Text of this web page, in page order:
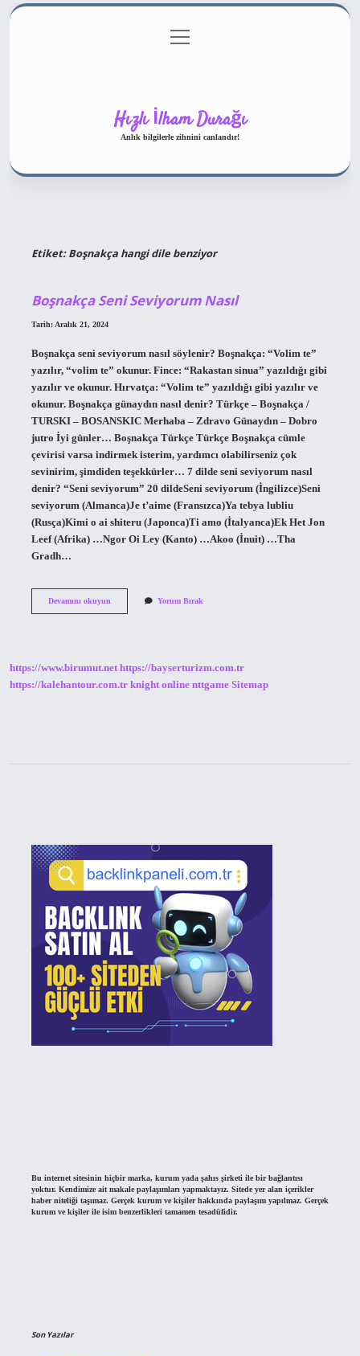
Gizlilik Politikası
menüyü
aç
Hızlı İlham Durağı
Anlık bilgilerle zihnini canlandır!
Etiket:Boşnakça hangi dile benziyor
Boşnakça Seni Seviyorum Nasıl
Tarih: Aralık 21, 2024
Boşnakça seni seviyorum nasıl söylenir? Boşnakça: “Volim te”
yazılır, “volim te” okunur. Fince: “Rakastan sinua” yazıldığı gibi
yazılır ve okunur. Hırvatça: “Volim te” yazıldığı gibi yazılır ve
okunur. Boşnakça günaydın nasıl denir? Türkçe – Boşnakça /
TURSKI – BOSANSKIC Merhaba – Zdravo Günaydın – Dobro
jutro İyi günler… Boşnakça Türkçe Türkçe Boşnakça cümle
çevirisi varsa indirmek isterim, yardımcı olabilirseniz çok
sevinirim, şimdiden teşekkürler… 7 dilde seni seviyorum nasıl
denir? “Seni seviyorum” 20 dildeSeni seviyorum (İngilizce)Seni
seviyorum (Almanca)Je t’aime (Fransızca)Ya tebya lubliu
(Rusça)Kimi o ai shiteru (Japonca)Ti amo (İtalyanca)Ek Het Jon
Leef (Afrika) …Ngor Oi Ley (Kanto) …Akoo (İnuit) …Tha
Gradh…
Devamını okuyunBoşnakça
Yorum Bırak
https://www.birumut.net https://bayserturizm.com.tr
https://kalehantour.com.tr knight online nttgame Sitemap
Bu internet sitesinin hiçbir marka, kurum yada şahıs şirketi ile bir bağlantısı
yoktur. Kendimize ait makale paylaşımları yapmaktayız. Sitede yer alan içerikler
haber niteliği taşımaz. Gerçek kurum ve kişiler hakkında paylaşım yapılmaz. Gerçek
kurum ve kişiler ile isim benzerlikleri tamamen tesadüfidir.
Son Yazılar